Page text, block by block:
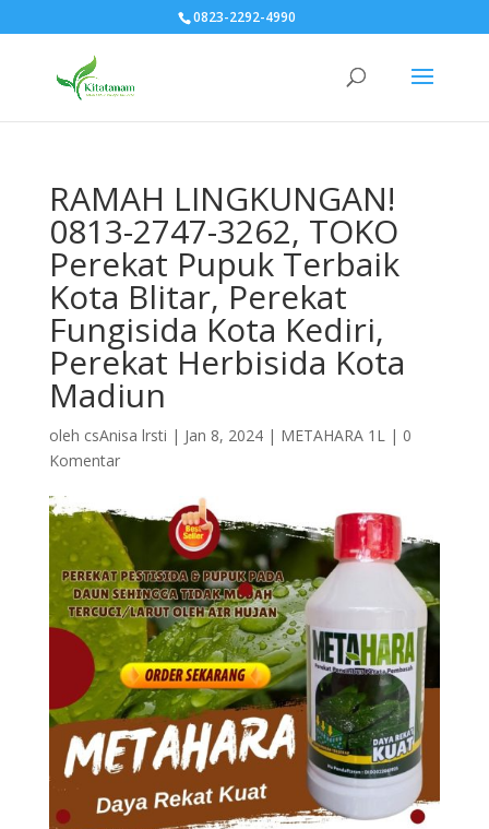
0823-2292-4990
RAMAH LINGKUNGAN!
0813-2747-3262, TOKO
Perekat Pupuk Terbaik
Kota Blitar, Perekat
Fungisida Kota Kediri,
Perekat Herbisida Kota
Madiun
oleh csAnisa lrsti | Jan 8, 2024| METAHARA 1L| 0
Komentar